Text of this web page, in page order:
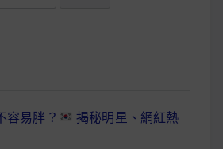
容易胖？
揭秘明星、網紅熱